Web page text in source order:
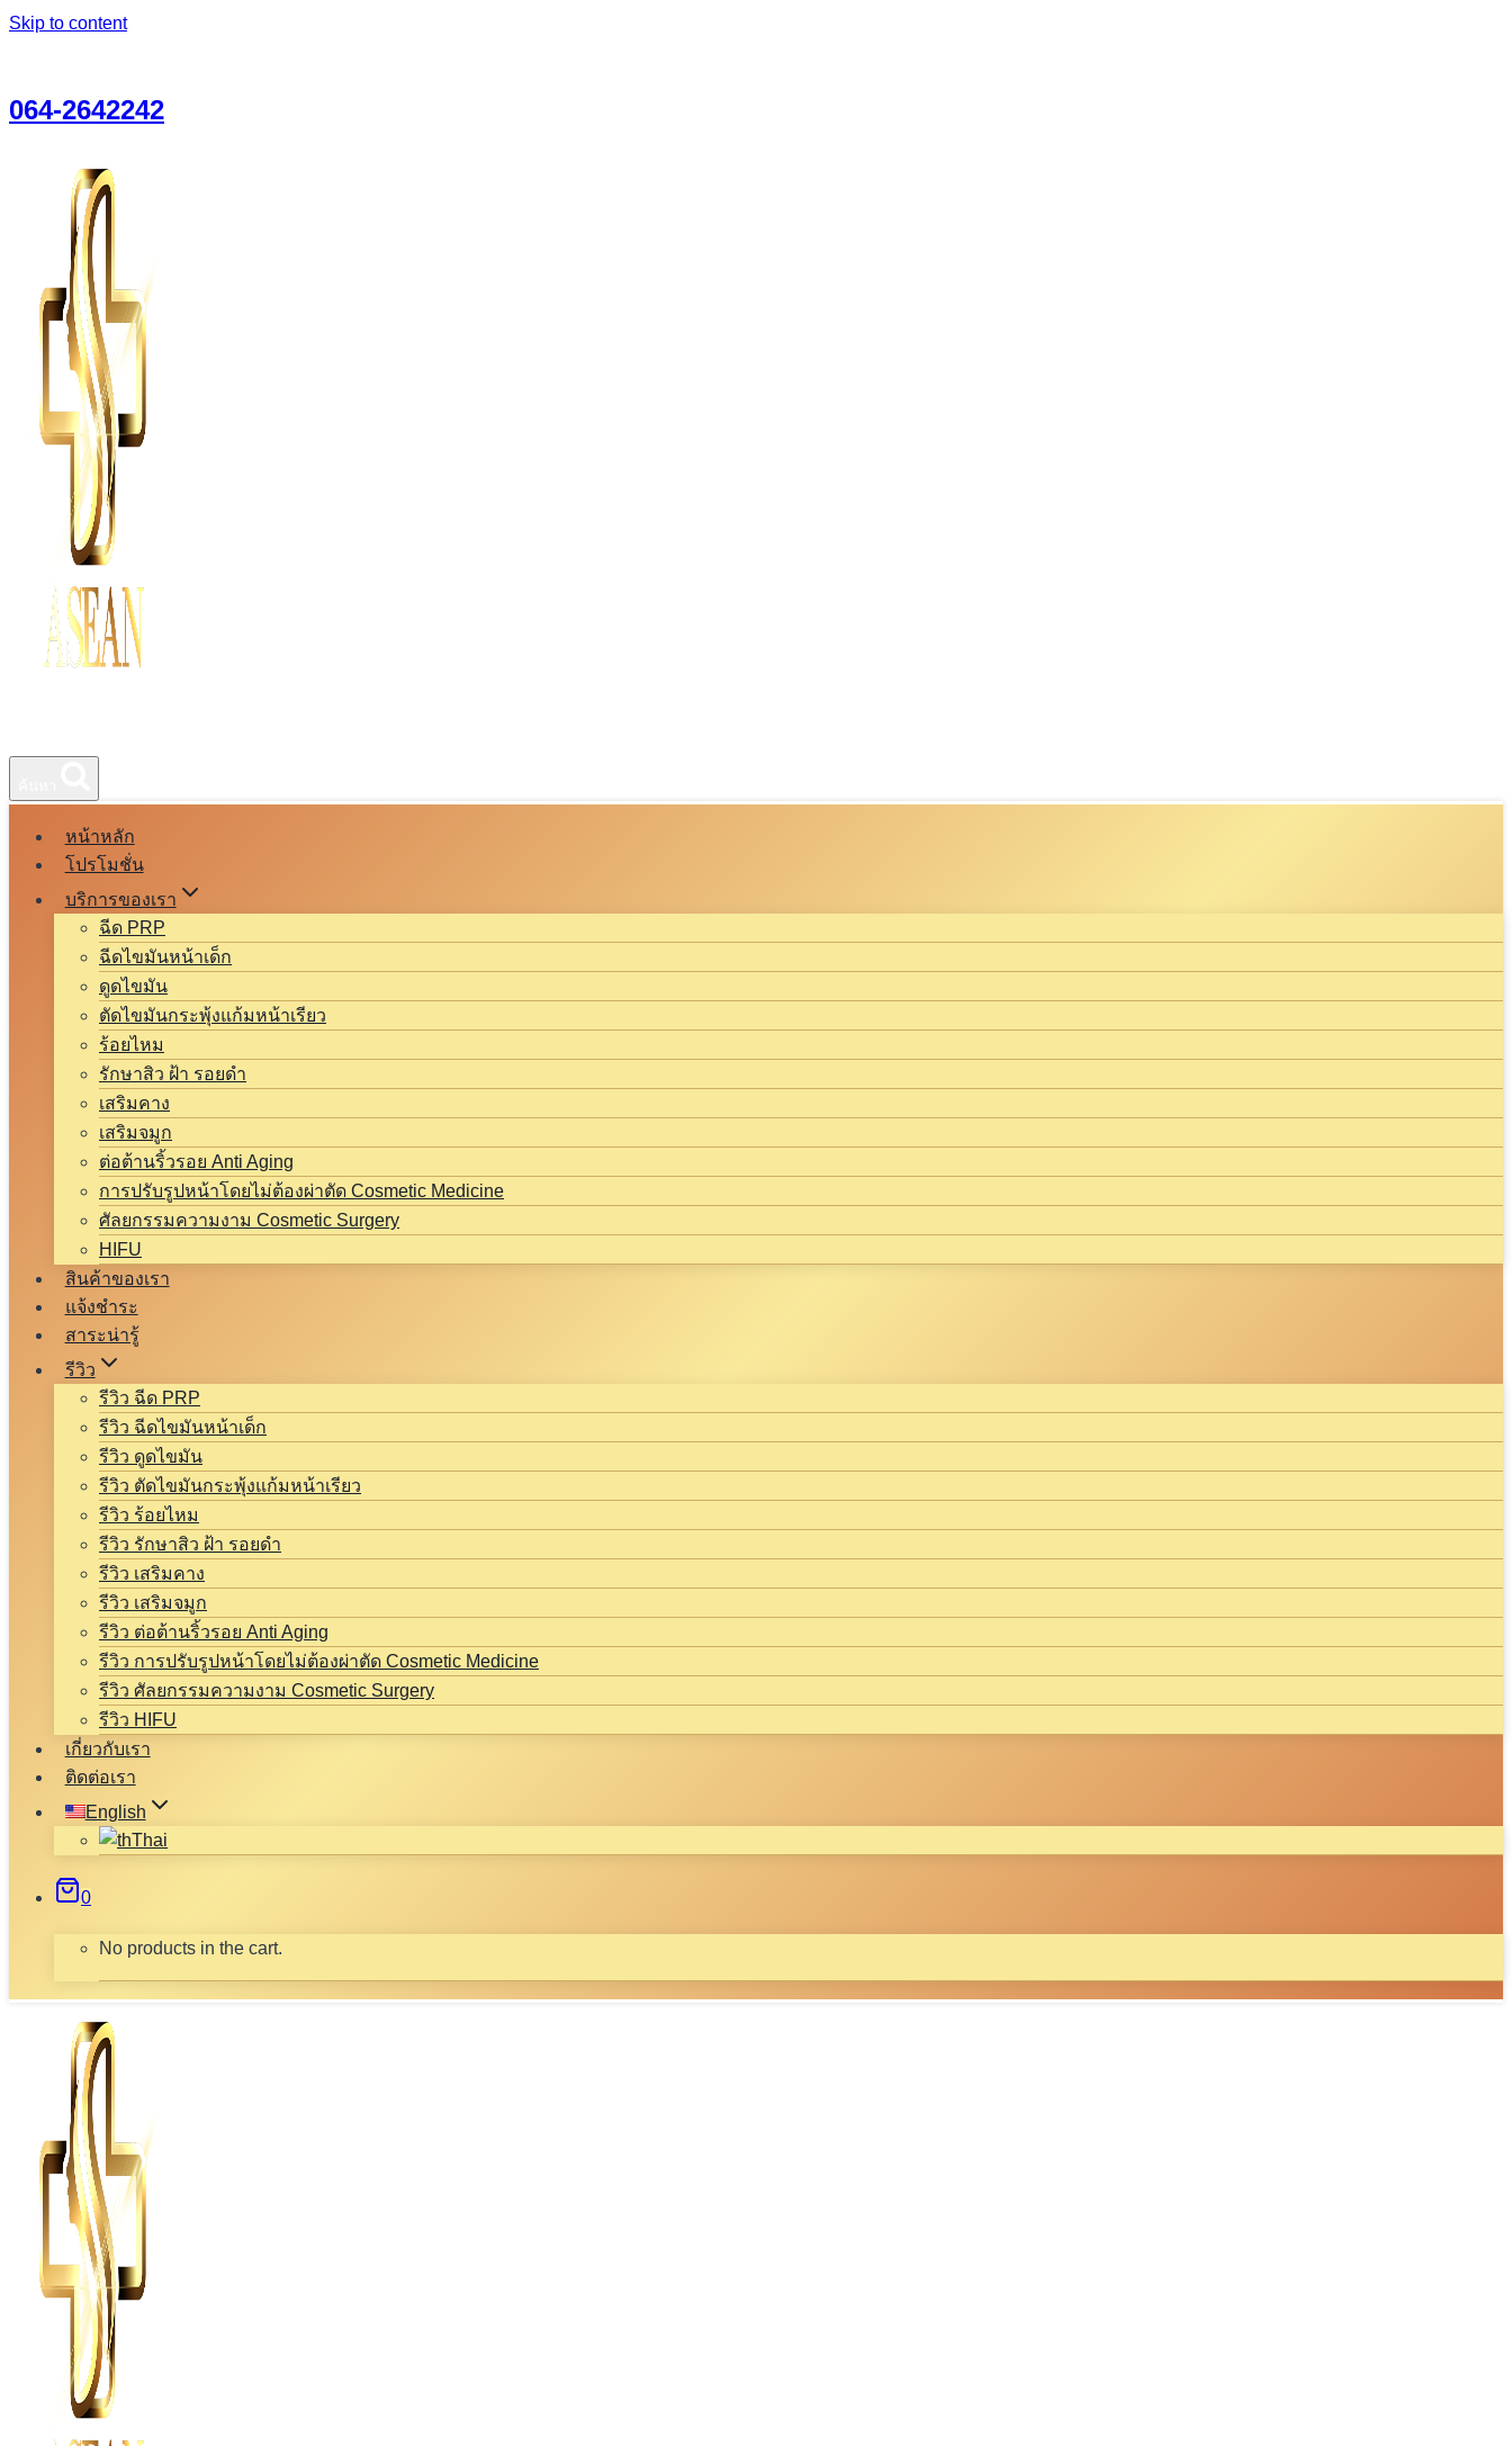
Skip to content
064-2642242
หน้าหลัก
โปรโมชั่น
บริการของเรา
ฉีด PRP
ฉีดไขมันหน้าเด็ก
ดูดไขมัน
ตัดไขมันกระพุ้งแก้มหน้าเรียว
ร้อยไหม
รักษาสิว ฝ้า รอยดำ
เสริมคาง
เสริมจมูก
ต่อต้านริ้วรอย Anti Aging
การปรับรูปหน้าโดยไม่ต้องผ่าตัด Cosmetic Medicine
ศัลยกรรมความงาม Cosmetic Surgery
HIFU
สินค้าของเรา
แจ้งชำระ
สาระน่ารู้
รีวิว
รีวิว ฉีด PRP
รีวิว ฉีดไขมันหน้าเด็ก
รีวิว ดูดไขมัน
รีวิว ตัดไขมันกระพุ้งแก้มหน้าเรียว
รีวิว ร้อยไหม
รีวิว รักษาสิว ฝ้า รอยดำ
รีวิว เสริมคาง
รีวิว เสริมจมูก
รีวิว ต่อต้านริ้วรอย Anti Aging
รีวิว การปรับรูปหน้าโดยไม่ต้องผ่าตัด Cosmetic Medicine
รีวิว ศัลยกรรมความงาม Cosmetic Surgery
รีวิว HIFU
เกี่ยวกับเรา
ติดต่อเรา
English
Thai
0
No products in the cart.